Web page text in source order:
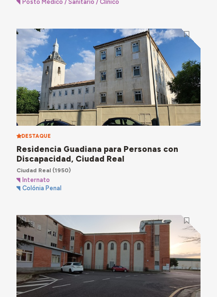
Posto Médico / Sanitário / Clínico
DESTAQUE
Residencia Guadiana para Personas con
Discapacidad, Ciudad Real
Ciudad Real(1950)
Internato
Colónia Penal